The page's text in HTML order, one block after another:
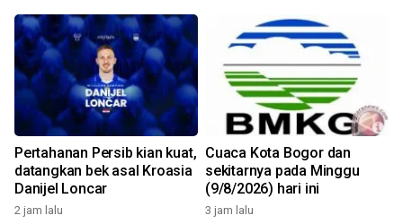
Pertahanan Persib kian kuat,
datangkan bek asal Kroasia
Danijel Loncar
2 jam lalu
Cuaca Kota Bogor dan
sekitarnya pada Minggu
(9/8/2026) hari ini
3 jam lalu